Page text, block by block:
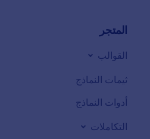
المتجر
القوالب
ثيمات النماذج
أدوات النماذج
التكاملات